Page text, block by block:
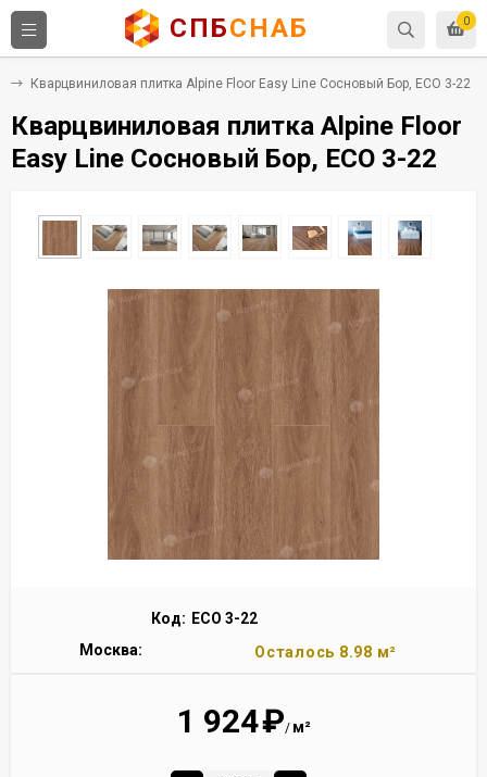
0
СПБСНАБ
Кварцвиниловая плитка Alpine Floor Easy Line Сосновый Бор, ECO 3-22
Кварцвиниловая плитка Alpine Floor
Easy Line Сосновый Бор, ECO 3-22
Код: ECO 3-22
Москва:
Осталось 8.98 м²
1 924₽/ м²